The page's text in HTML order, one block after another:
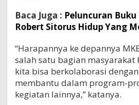
Baca Juga : Peluncuran Buku
Robert Sitorus Hidup Yang
“Harapannya ke depannya
salah satu bagian masyarakat
kita bisa berkolaborasi
membantu dalam program-
kegiatan lainnya,” katanya.